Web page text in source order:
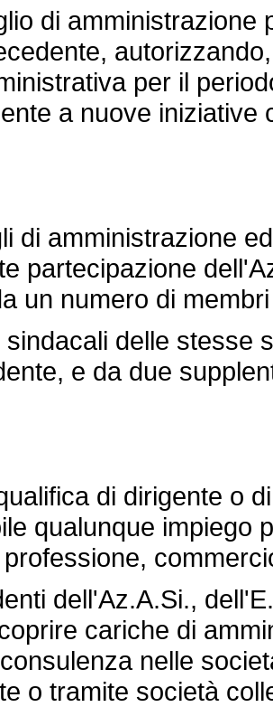
di amministrazione
per il
a nuove
amministrazione
partecipazione
un numero di
delle stesse
e da due
di dirigente o
qualunque impiego
dell'Az.A.Si.,
cariche di
nelle
o tramite società